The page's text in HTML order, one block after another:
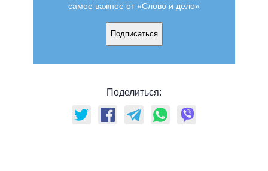
самое важное от «Слово и дело»
Подписаться
Поделиться: